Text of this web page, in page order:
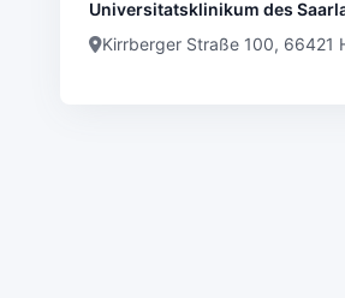
Universitatsklinikum des
Kirrberger Straße 100, 66421